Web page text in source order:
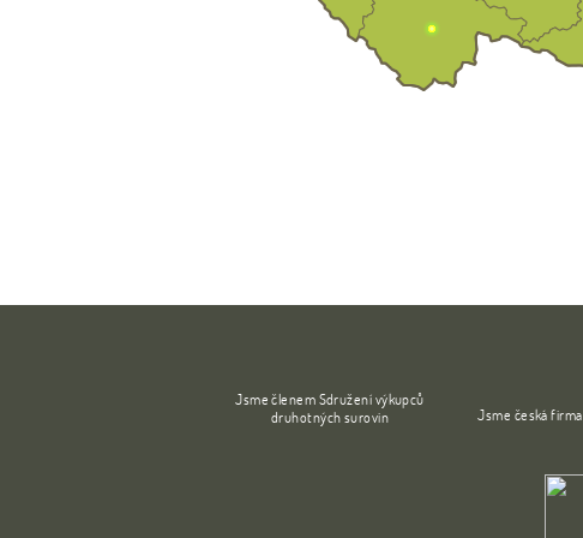
Jsme členem Sdružení výkupců
druhotných surovin
Jsme česká firma